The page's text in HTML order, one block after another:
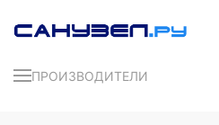
ПРОИЗВОДИТЕЛИ